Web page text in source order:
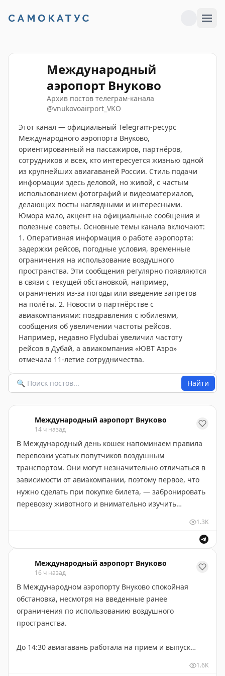
Международный
аэропорт Внуково
Архив постов телеграм-канала
@vnukovoairport_VKO
Этот канал — официальный Telegram-ресурс
Международного аэропорта Внуково,
ориентированный на пассажиров, партнёров,
сотрудников и всех, кто интересуется жизнью одной
из крупнейших авиагаваней России. Стиль подачи
информации здесь деловой, но живой, с частым
использованием фотографий и видеоматериалов,
делающих посты наглядными и интересными.
Юмора мало, акцент на официальные сообщения и
полезные советы. Основные темы канала включают:
1. Оперативная информация о работе аэропорта:
задержки рейсов, погодные условия, временные
ограничения на использование воздушного
пространства. Эти сообщения регулярно появляются
в связи с текущей обстановкой, например,
ограничения из-за погоды или введение запретов
на полёты. 2. Новости о партнёрстве с
авиакомпаниями: поздравления с юбилеями,
сообщения об увеличении частоты рейсов.
Например, недавно Flydubai увеличил частоту
рейсов в Дубай, а авиакомпания «ЮВТ Аэро»
отмечала 11-летие сотрудничества.
Найти
Международный аэропорт Внуково
14 ч назад
В Международный день кошек напоминаем правила
перевозки усатых попутчиков воздушным
транспортом. Они могут незначительно отличаться в
зависимости от авиакомпании, поэтому первое, что
нужно сделать при покупке билета, — забронировать
перевозку животного и внимательно изучить
отдельно и не входит в норму бесплатного багажа.
Кошек провозят в клетке-переноске в салоне
воздушного судна (в отличие от более крупных
животных, которых размещают в специальном
багажном отсеке). При этом количество животных-
антагонистов (например, кошек и собак) на
конкретном рейсе может быть ограничено, чтобы
отказать в услуге.
1.3K
Международный аэропорт Внуково
16 ч назад
В Международном аэропорту Внуково спокойная
обстановка, несмотря на введенные ранее
ограничения по использованию воздушного
пространства.
До 14:30 авиагавань работала на прием и выпуск
расписании. Есть задержки. Но большинство из них
1.6K